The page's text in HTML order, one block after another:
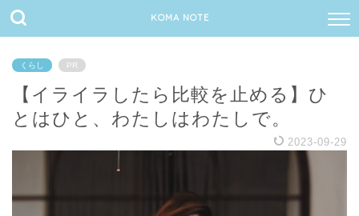
KOMA NOTE
くらし PR
【イライラしたら比較を止める】ひ
とはひと、わたしはわたしで。
2023-09-29